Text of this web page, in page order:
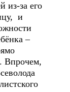
из-за его
и
–
Впрочем,